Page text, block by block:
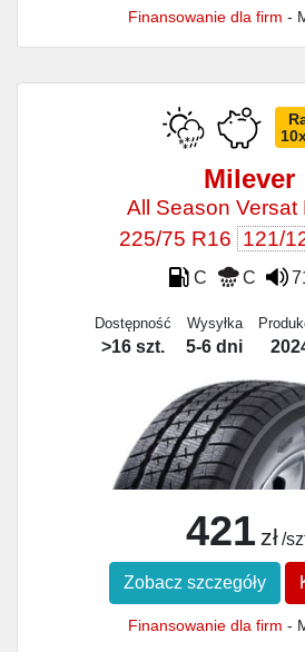
Finansowanie dla firm -
Milever
All Season Versat
225/75 R16 121/
C C
Dostępność
>16 szt.
Wysyłka
5-6 dni
421 zł /
Zobacz szczegóły
Finansowanie dla firm -